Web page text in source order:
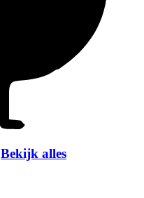
Bekijk alles